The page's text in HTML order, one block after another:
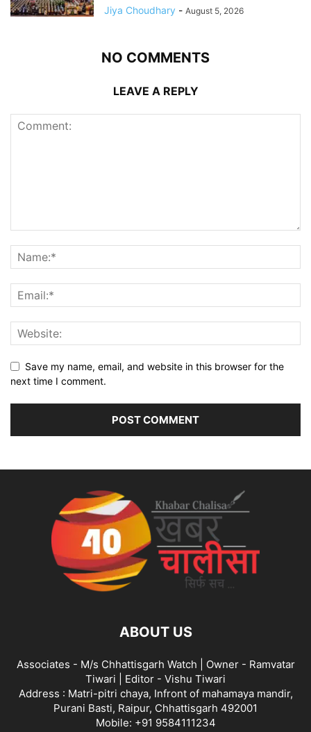
Jiya Choudhary - August 5, 2026
NO COMMENTS
LEAVE A REPLY
Save my name, email, and website in this browser for the
next time I comment.
ABOUT US
Associates - M/s Chhattisgarh Watch | Owner - Ramvatar
Tiwari | Editor - Vishu Tiwari
Address : Matri-pitri chaya, Infront of mahamaya mandir,
Purani Basti, Raipur, Chhattisgarh 492001
Mobile: +91 9584111234